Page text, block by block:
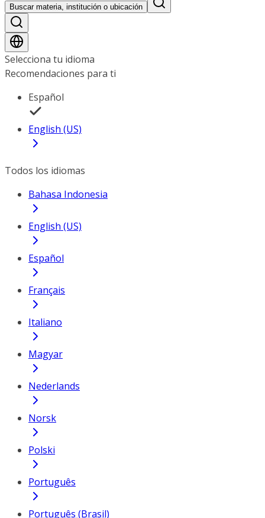
Buscar materia, institución o ubicación
Selecciona tu idioma
Recomendaciones para ti
Español
English (US)
Todos los idiomas
Bahasa Indonesia
English (US)
Español
Français
Italiano
Magyar
Nederlands
Norsk
Polski
Português
Português (Brasil)